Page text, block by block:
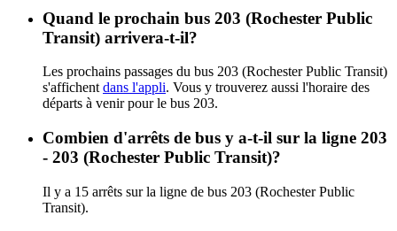
Quand le prochain bus 203 (Rochester Public
Transit) arrivera-t-il?
Les prochains passages du bus 203 (Rochester Public Transit)
s'affichent dans l'appli. Vous y trouverez aussi l'horaire des
départs à venir pour le bus 203.
Combien d'arrêts de bus y a-t-il sur la ligne 203
- 203 (Rochester Public Transit)?
Il y a 15 arrêts sur la ligne de bus 203 (Rochester Public
Transit).